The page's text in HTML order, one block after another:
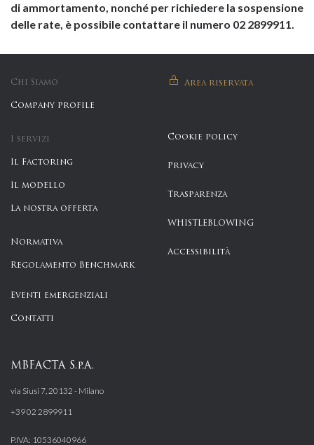
di ammortamento, nonché per richiedere la sospensione
delle rate, è possibile contattare il numero 02 2899911.
Chi Siamo
Company profile
I servizi
Il Factoring
Il modello
La nostra offerta
Normativa
Regolamento Benchmark
Eventi emergenziali
Contatti
Area riservata
Cookie policy
Privacy
Trasparenza
WHISTLEBLOWING
Accessibilità
MBFACTA S.p.A.
via Siusi 7, 20132 - Milano
+39 02 2899911
P.IVA: 10536040966